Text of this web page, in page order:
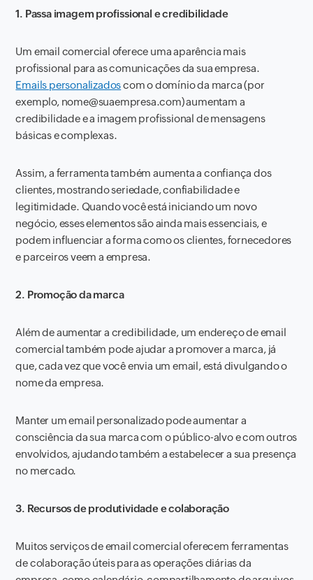
1. Passa imagem profissional e credibilidade
Um email comercial oferece uma aparência mais
profissional para as comunicações da sua empresa.
Emails personalizadoscom o domínio da marca (por
exemplo, nome@suaempresa.com) aumentam a
credibilidade e a imagem profissional de mensagens
básicas e complexas.
Assim, a ferramenta também aumenta a confiança dos
clientes, mostrando seriedade, confiabilidade e
legitimidade. Quando você está iniciando um novo
negócio, esses elementos são ainda mais essenciais, e
podem influenciar a forma como os clientes, fornecedores
e parceiros veem a empresa.
2. Promoção da marca
Além de aumentar a credibilidade, um endereço de email
comercial também pode ajudar a promover a marca, já
que, cada vez que você envia um email, está divulgando o
nome da empresa.
Manter um email personalizado pode aumentar a
consciência da sua marca com o público-alvo e com outros
envolvidos, ajudando também a estabelecer a sua presença
no mercado.
3. Recursos de produtividade e colaboração
Muitos serviços de email comercial oferecem ferramentas
de colaboração úteis para as operações diárias da